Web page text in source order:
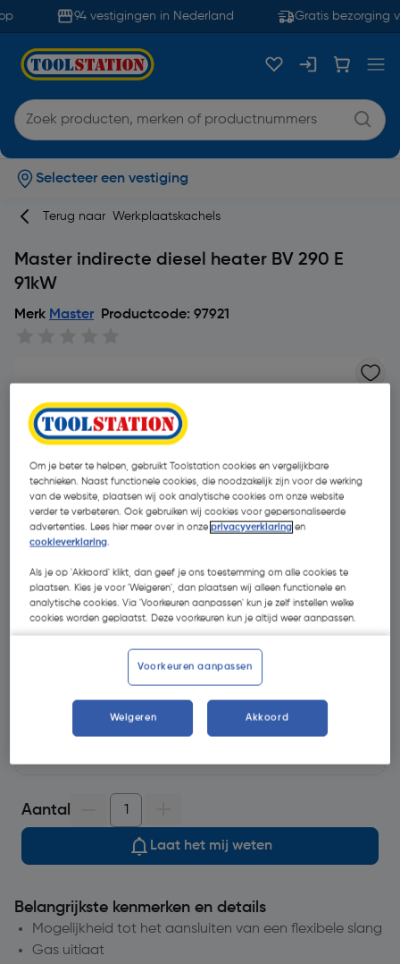
94 vestigingen in Nederland Gratis bezorging
Selecteer een vestiging
Terug naar Werkplaatskachels
Master indirecte diesel heater BV 290 E
91kW
Merk Master Productcode: 97921
| Excl. btw € 2612,38
op voorraad, leverbaar binnen 3-5 werkdagen.
Aantal
Laat het mij weten
Belangrijkste kenmerken en details
Mogelijkheid tot het aansluiten van een flexibele slang
Gas uitlaat
Om je beter te helpen, gebruikt Toolstation cookies en vergelijkbare
technieken. Naast functionele cookies, die noodzakelijk zijn voor de werking
van de website, plaatsen wij ook analytische cookies om onze website
verder te verbeteren. Ook gebruiken wij cookies voor gepersonaliseerde
advertenties. Lees hier meer over in onzeprivacyverklaring en
cookieverklaring.
Als je op 'Akkoord' klikt, dan geef je ons toestemming om alle cookies te
plaatsen. Kies je voor 'Weigeren', dan plaatsen wij alleen functionele en
analytische cookies. Via 'Voorkeuren aanpassen' kun je zelf instellen welke
cookies worden geplaatst. Deze voorkeuren kun je altijd weer aanpassen.
Voorkeuren aanpassen
Weigeren Akkoord